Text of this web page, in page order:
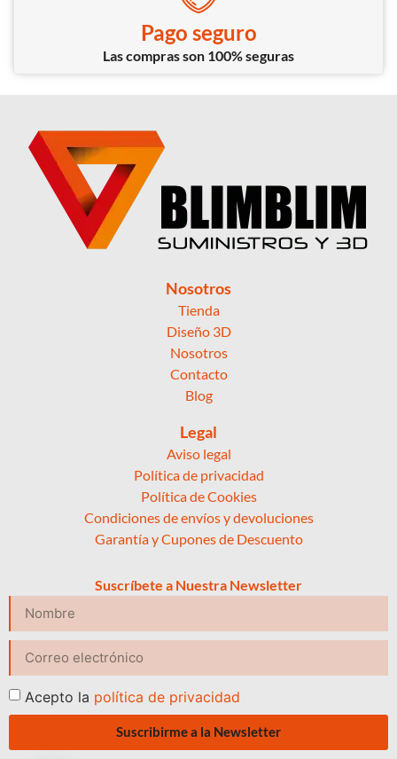
Pago seguro
Las compras son 100% seguras
Nosotros
Tienda
Diseño 3D
Nosotros
Contacto
Blog
Legal
Aviso legal
Política de privacidad
Política de Cookies
Condiciones de envíos y devoluciones
Garantía y Cupones de Descuento
Suscríbete a Nuestra Newsletter
Acepto la política de privacidad
Suscribirme a la Newsletter